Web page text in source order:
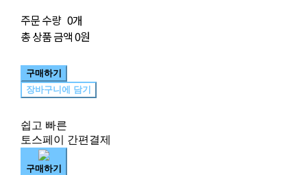
주문 수량 0개
총 상품 금액0원
구매하기
장바구니에 담기
쉽고 빠른
토스페이 간편결제
구매하기